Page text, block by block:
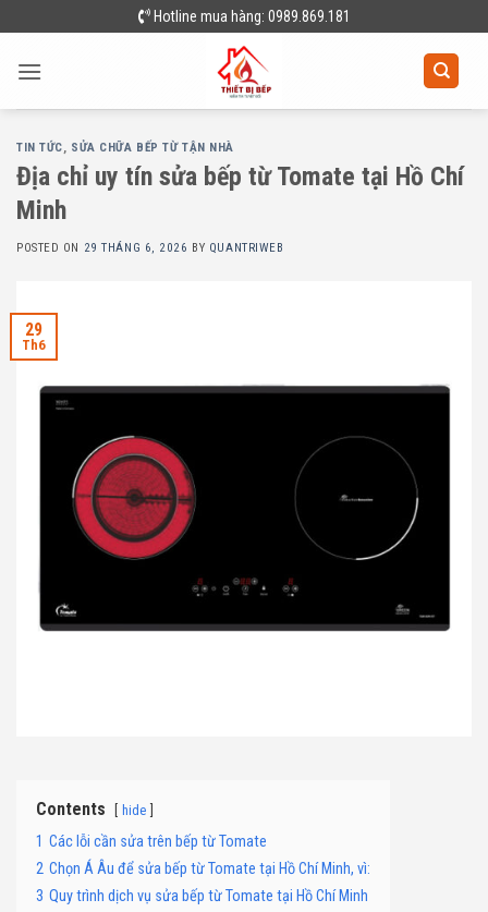
to
content
Hotline mua hàng: 0989.869.181
TIN TỨC, SỬA CHỮA BẾP TỪ TẬN NHÀ
Địa chỉ uy tín sửa bếp từ Tomate tại Hồ Chí
Minh
POSTED ON 29 THÁNG 6, 2026 BY QUANTRIWEB
29
Th6
Contents hide
1 Các lỗi cần sửa trên bếp từ Tomate
2 Chọn Á Âu để sửa bếp từ Tomate tại Hồ Chí Minh, vì:
3 Quy trình dịch vụ sửa bếp từ Tomate tại Hồ Chí Minh